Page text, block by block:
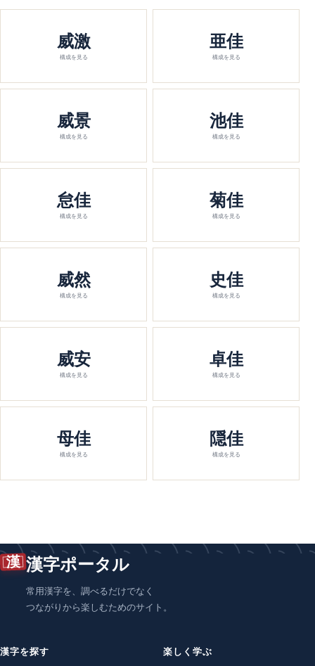
威激
構成を見る
亜佳
構成を見る
威景
構成を見る
池佳
構成を見る
怠佳
構成を見る
菊佳
構成を見る
威然
構成を見る
史佳
構成を見る
威安
構成を見る
卓佳
構成を見る
母佳
構成を見る
隠佳
構成を見る
漢 漢字ポータル
常用漢字を、調べるだけでなく
つながりから楽しむためのサイト。
漢字を探す 楽しく学ぶ